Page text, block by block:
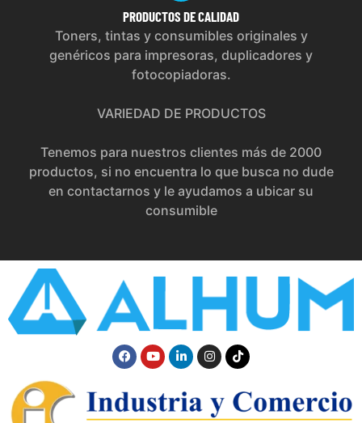
PRODUCTOS DE CALIDAD
Toners, tintas y consumibles originales y
genéricos para impresoras, duplicadores y
fotocopiadoras.
VARIEDAD DE PRODUCTOS
Tenemos para nuestros clientes más de 2000
productos, si no encuentra lo que busca no dude
en contactarnos y le ayudamos a ubicar su
consumible